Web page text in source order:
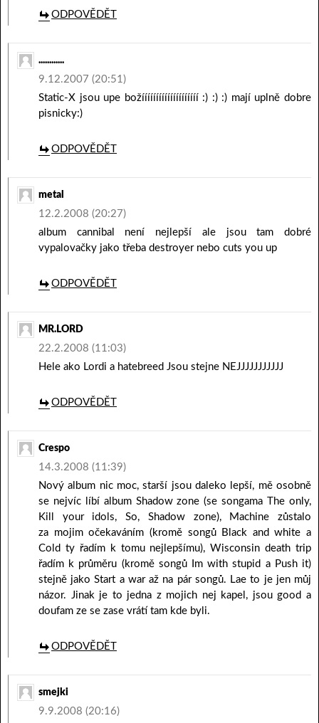
ODPOVĚDĚT
............
9.12.2007 (20:51)
Static-X jsou upe božíííííííííííííííííííí :) :) :) mají uplně dobre
pisnicky:)
ODPOVĚDĚT
metal
12.2.2008 (20:27)
album cannibal není nejlepší ale jsou tam dobré
vypalovačky jako třeba destroyer nebo cuts you up
ODPOVĚDĚT
MR.LORD
22.2.2008 (11:03)
Hele ako Lordi a hatebreed Jsou stejne NEJJJJJJJJJJJ
ODPOVĚDĚT
Crespo
14.3.2008 (11:39)
Nový album nic moc, starší jsou daleko lepší, mě osobně
se nejvíc líbí album Shadow zone (se songama The only,
Kill your idols, So, Shadow zone), Machine zůstalo
za mojim očekaváním (kromě songů Black and white a
Cold ty řadím k tomu nejlepšímu), Wisconsin death trip
řadím k průměru (kromě songů Im with stupid a Push it)
stejně jako Start a war až na pár songů. Lae to je jen můj
názor. Jinak je to jedna z mojich nej kapel, jsou good a
doufam ze se zase vrátí tam kde byli.
ODPOVĚDĚT
smejki
9.9.2008 (20:16)